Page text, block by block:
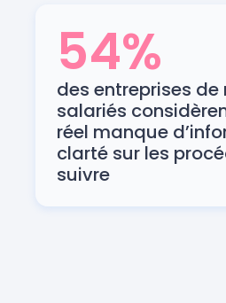
54%
des entreprises de
salariés
réel manque
clarté sur les
suivre